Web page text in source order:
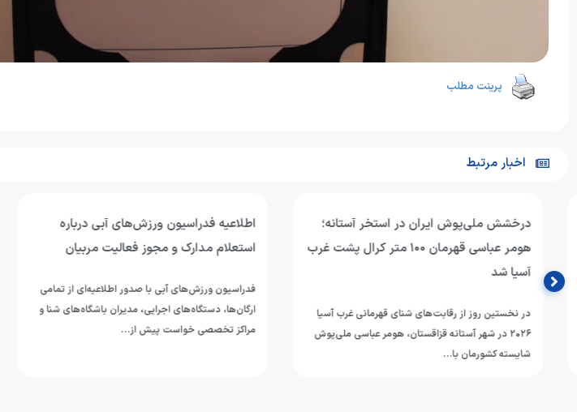
پرینت مطلب
اخبار مرتبط
درخشش ملی‌پوش ایران در استخر آستانه؛
هومر عباسی قهرمان ۱۰۰ متر کرال پشت غرب
آسیا شد
در نخستین روز از رقابت‌های شنای قهرمانی غرب آسیا
۲۰۲۶ در شهر آستانه قزاقستان، هومر عباسی ملی‌پوش
شایسته کشورمان با…
اطلاعیه فدراسیون ورزش‌های آبی درباره
استعلام مدارک و مجوز فعالیت مربیان
فدراسیون ورزش‌های آبی با صدور اطلاعیه‌ای از تمامی
ارگان‌ها، دستگاه‌های اجرایی، مدیران باشگاه‌های شنا و
مراکز تخصصی خواست پیش از…